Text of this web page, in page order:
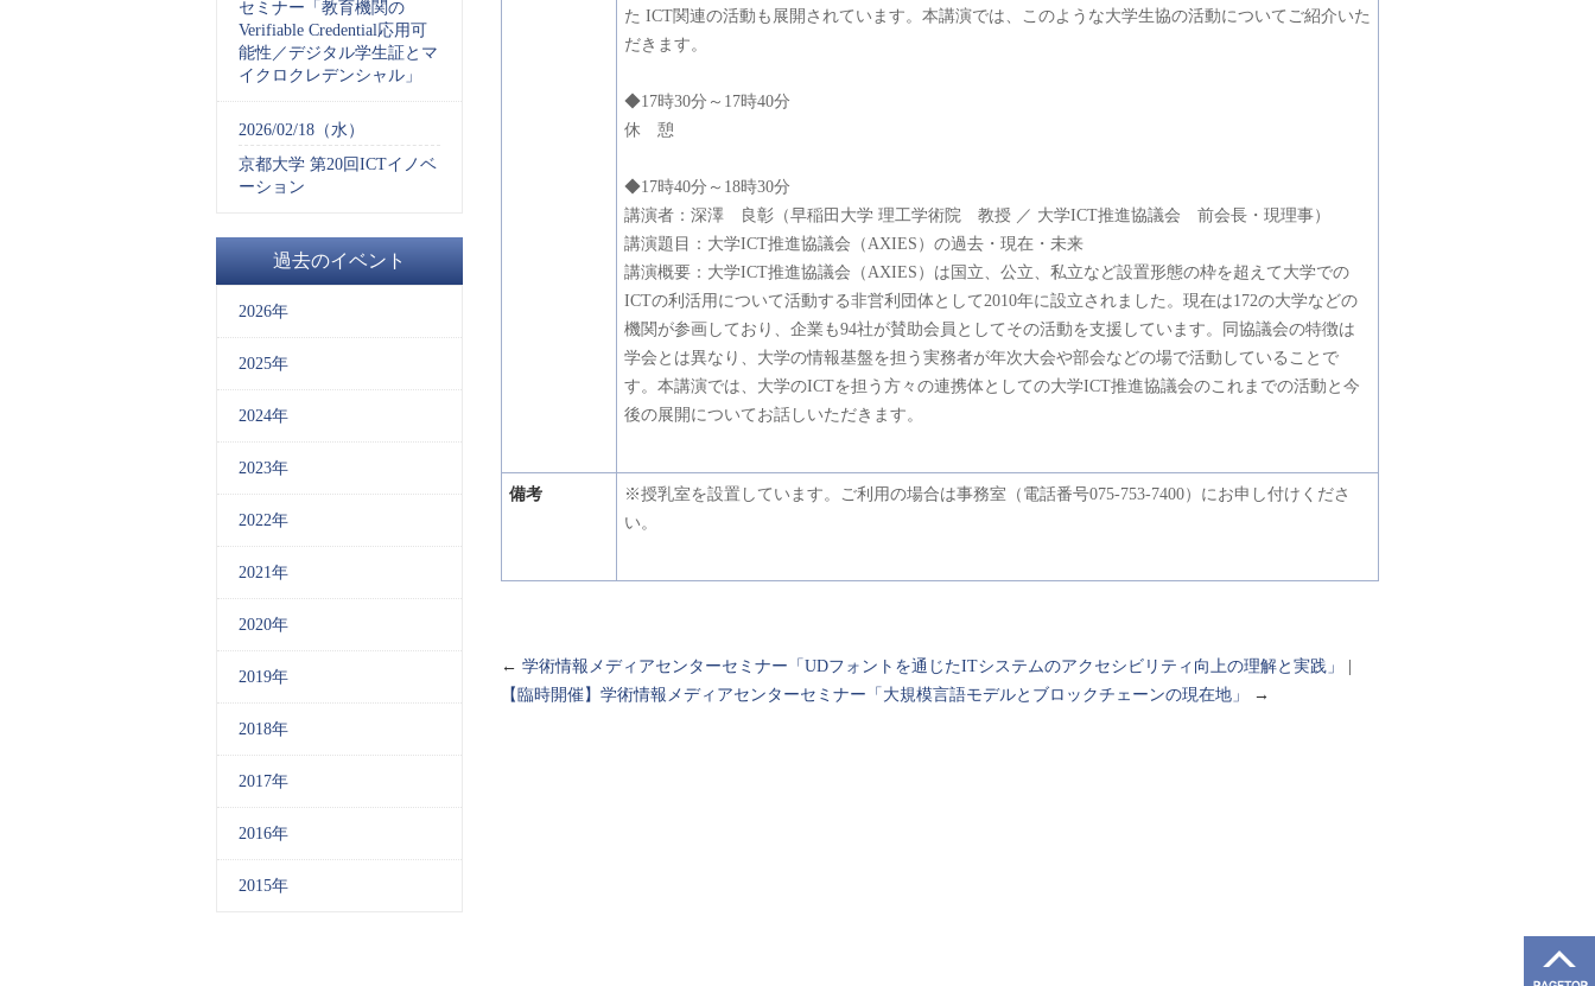
た ICT関連の活動も展開されています。本講演では、このような大学生協の活動についてご紹介いた
だきます。
◆17時30分～17時40分
休 憩
◆17時40分～18時30分
講演者：深澤 良彰（早稲田大学 理工学術院 教授 ／ 大学ICT推進協議会 前会長・現理事）
講演題目：大学ICT推進協議会（AXIES）の過去・現在・未来
講演概要：大学ICT推進協議会（AXIES）は国立、公立、私立など設置形態の枠を超えて大学での
ICTの利活用について活動する非営利団体として2010年に設立されました。現在は172の大学などの
機関が参画しており、企業も94社が賛助会員としてその活動を支援しています。同協議会の特徴は
学会とは異なり、大学の情報基盤を担う実務者が年次大会や部会などの場で活動していることで
す。本講演では、大学のICTを担う方々の連携体としての大学ICT推進協議会のこれまでの活動と今
後の展開についてお話しいただきます。
備考
※授乳室を設置しています。ご利用の場合は事務室（電話番号075-753-7400）にお申し付けくださ
い。
← 学術情報メディアセンターセミナー「UDフォントを通じたITシステムのアクセシビリティ向上の理解と実践」
【臨時開催】学術情報メディアセンターセミナー「大規模言語モデルとブロックチェーンの現在地」
→
セミナー「教育機関の
Verifiable Credential応用可
能性／デジタル学生証とマ
イクロクレデンシャル」
2026/02/18（水）
京都大学 第20回ICTイノベ
ーション
過去のイベント
2026年
2025年
2024年
2023年
2022年
2021年
2020年
2019年
2018年
2017年
2016年
2015年